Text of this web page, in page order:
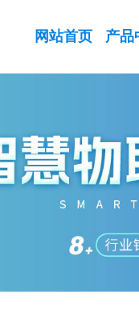
网站首页 产品